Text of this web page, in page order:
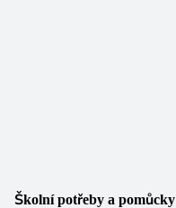
Školní potřeby a pomůcky